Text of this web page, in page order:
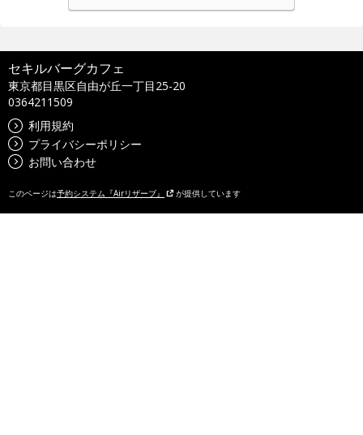
セキルバーグカフェ
東京都目黒区自由が丘一丁目25-20
0364211509
利用規約
プライバシーポリシー
お問い合わせ
このページは予約システム『Airリザーブ』 が提供しています